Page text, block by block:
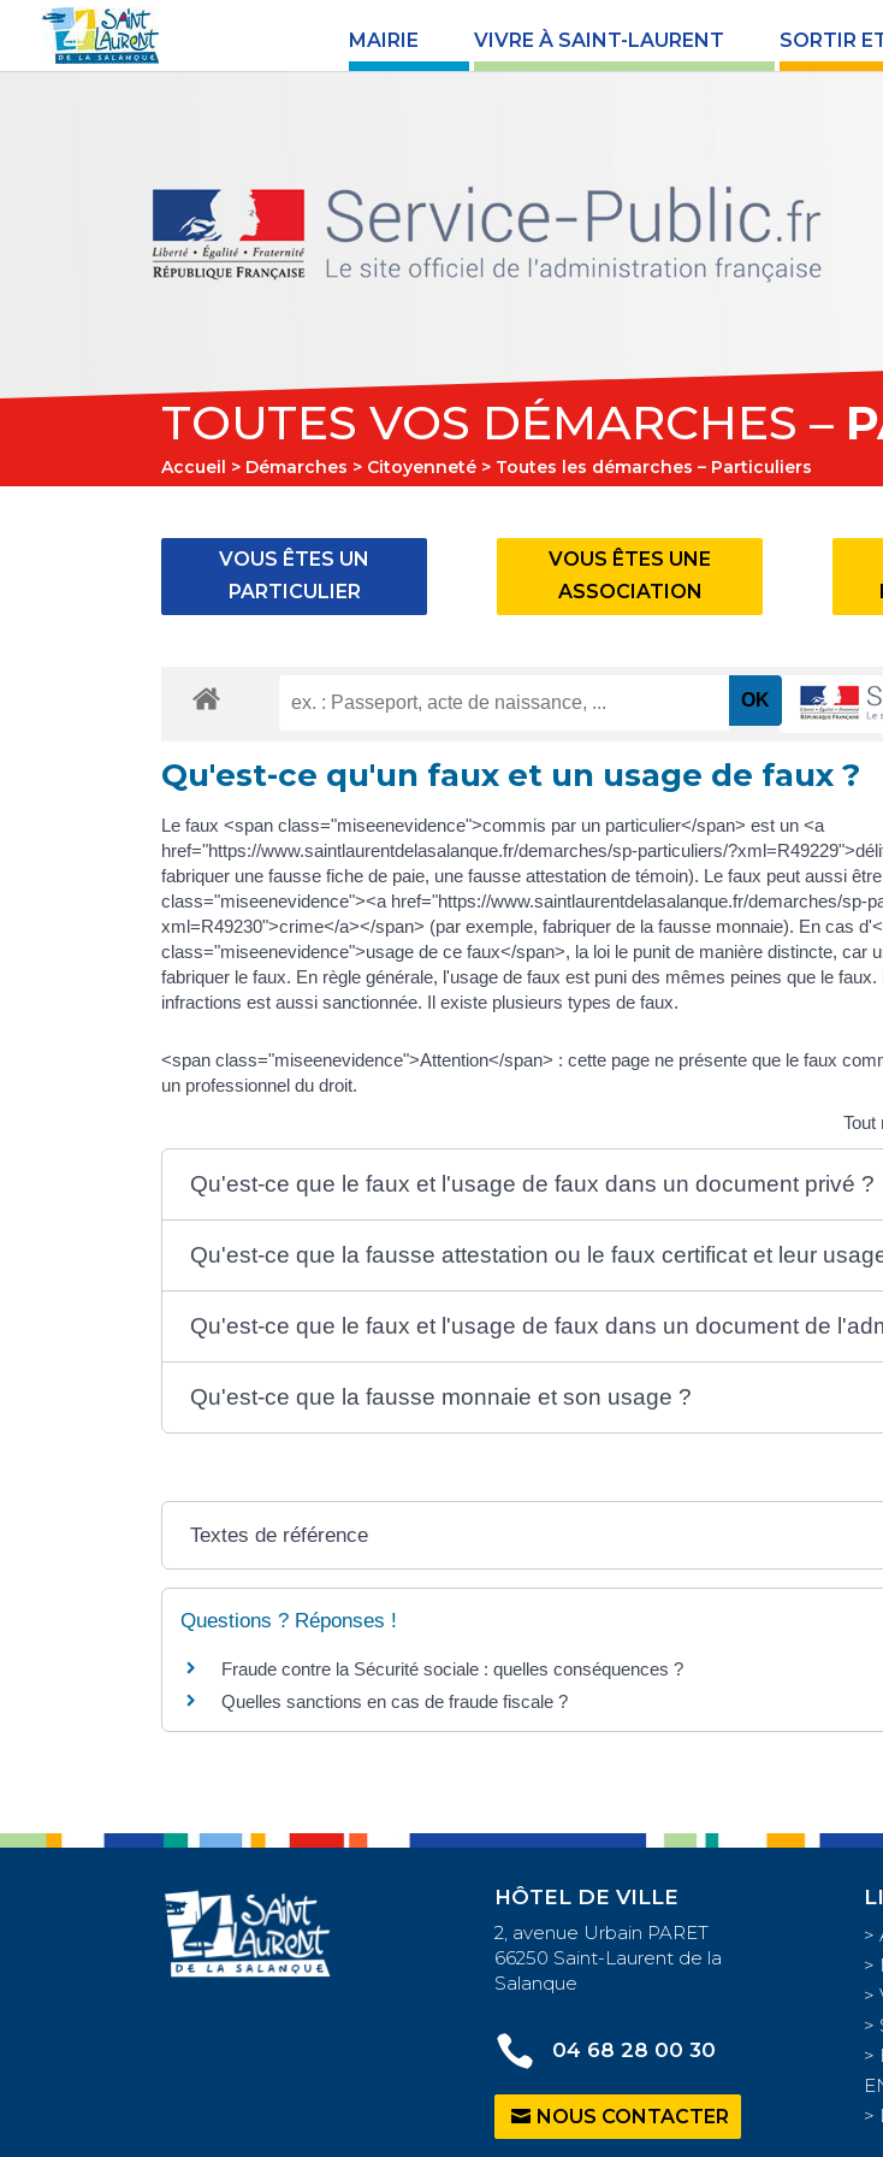
MAIRIE VIVRE À SAINT-LAURENT SORTIR
TOUTES VOS DÉMARCHES –
Accueil > Démarches > Citoyenneté > Toutes les démarches – Particuliers
VOUS ÊTES UN
PARTICULIER
VOUS ÊTES UNE
ASSOCIATION
Qu'est-ce qu'un faux et un usage de faux ?
Le faux <span class="miseenevidence">commis par un particulier</span> est un <a
href="https://www.saintlaurentdelasalanque.fr/demarches/sp-particuliers/
fabriquer une fausse fiche de paie, une fausse attestation de témoin). Le faux peut aussi
class="miseenevidence"><a href="https://www.saintlaurentdelasalanque.fr/demarches/sp-
xml=R49230">crime</a></span> (par exemple, fabriquer de la fausse monnaie). En cas
class="miseenevidence">usage de ce faux</span>, la loi le punit de manière distincte, car
fabriquer le faux. En règle générale, l'usage de faux est puni des mêmes peines que le
infractions est aussi sanctionnée. Il existe plusieurs types de faux.
<span class="miseenevidence">Attention</span> : cette page ne présente que le faux
un professionnel du droit.
Tout
Qu'est-ce que le faux et l'usage de faux dans un document privé ?
Qu'est-ce que la fausse attestation ou le faux certificat et leur
Qu'est-ce que le faux et l'usage de faux dans un document de
Qu'est-ce que la fausse monnaie et son usage ?
Textes de référence
Questions ? Réponses !
Fraude contre la Sécurité sociale : quelles conséquences ?
Quelles sanctions en cas de fraude fiscale ?
HÔTEL DE VILLE
2, avenue Urbain PARET
66250 Saint-Laurent de la
Salanque
 04 68 28 00 30
NOUS CONTACTER
>
>
>
>
>
>